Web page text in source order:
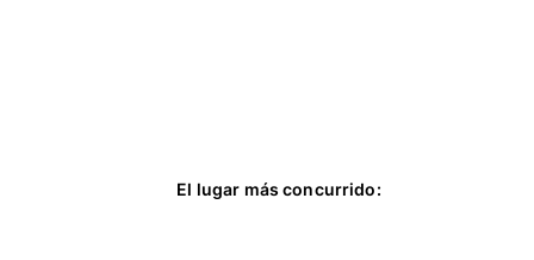
El lugar más concurrido: